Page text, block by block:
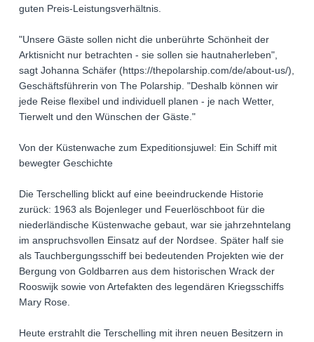
guten Preis-Leistungsverhältnis.
"Unsere Gäste sollen nicht die unberührte Schönheit der
Arktisnicht nur betrachten - sie sollen sie hautnaherleben",
sagt Johanna Schäfer (https://thepolarship.com/de/about-us/),
Geschäftsführerin von The Polarship. "Deshalb können wir
jede Reise flexibel und individuell planen - je nach Wetter,
Tierwelt und den Wünschen der Gäste."
Von der Küstenwache zum Expeditionsjuwel: Ein Schiff mit
bewegter Geschichte
Die Terschelling blickt auf eine beeindruckende Historie
zurück: 1963 als Bojenleger und Feuerlöschboot für die
niederländische Küstenwache gebaut, war sie jahrzehntelang
im anspruchsvollen Einsatz auf der Nordsee. Später half sie
als Tauchbergungsschiff bei bedeutenden Projekten wie der
Bergung von Goldbarren aus dem historischen Wrack der
Rooswijk sowie von Artefakten des legendären Kriegsschiffs
Mary Rose.
Heute erstrahlt die Terschelling mit ihren neuen Besitzern in